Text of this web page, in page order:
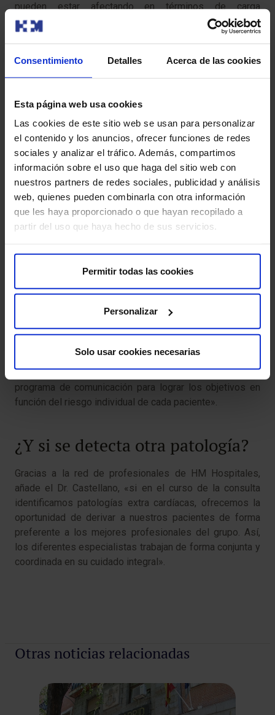
Consentimiento Detalles Acerca de las cookies
Esta página web usa cookies
Las cookies de este sitio web se usan para personalizar
el contenido y los anuncios, ofrecer funciones de redes
sociales y analizar el tráfico. Además, compartimos
información sobre el uso que haga del sitio web con
nuestros partners de redes sociales, publicidad y análisis
web, quienes pueden combinarla con otra información
que les haya proporcionado o que hayan recopilado a
partir del uso que haya hecho de sus servicios.
Permitir todas las cookies
Personalizar
Solo usar cookies necesarias
pueden estar afectando en términos de carga
aterosclerótica a diferentes territorios vasculares. Para
ello, «utilizamos las técnicas que han demostrado mayor
como el ‘score de calcio coronario’, considerado
actualmente como el ‘gold standard’ en ese campo.
últimos estudios publicados, son las más eficaces en la
predicción de eventos cardiovasculares. De hecho,
destaca, «vamos a ser uno de los primeros centros en
Europa en incluir la ecografía vascular tridimensional para
el estudio del volumen de placa aterosclerótica
carotidea».
Y todo, en 24 horas
En HM Hospitales son conscientes de las dificultades
que el paciente puede tener en su día a día para acudir al
«desde el Programa, hemos intentado facilitar los
tiempos, dando preferencia a nuestros pacientes a las
pruebas de imagen e interconsultas. De esta manera, en
valoración de su estado de salud, tras lo cual se realiza
una consulta de resumen con un plan establecido y un
programa de comunicación para lograr los objetivos en
función del riesgo individual de cada paciente».
¿Y si se detecta otra patología?
Gracias a la red de profesionales de HM Hospitales,
añade el Dr. Castellano, «si en el curso de la consulta
identificamos patologías extra cardíacas, ofrecemos la
oportunidad de derivar a nuestros pacientes de forma
preferente a los mejores profesionales del grupo. Así,
los diferentes especialistas trabajan de forma conjunta y
coordinada en su cuidado integral».
Otras noticias relacionadas